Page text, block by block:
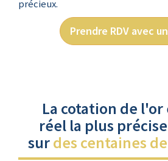
précieux.
Prendre RDV avec
La cotation de
réel la plus
surdes centaines